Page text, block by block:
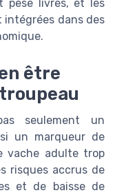
pese livres, et les
intégrées dans des
être
seulement un
un marqueur de
vache adulte trop
risques accrus de
et de baisse de